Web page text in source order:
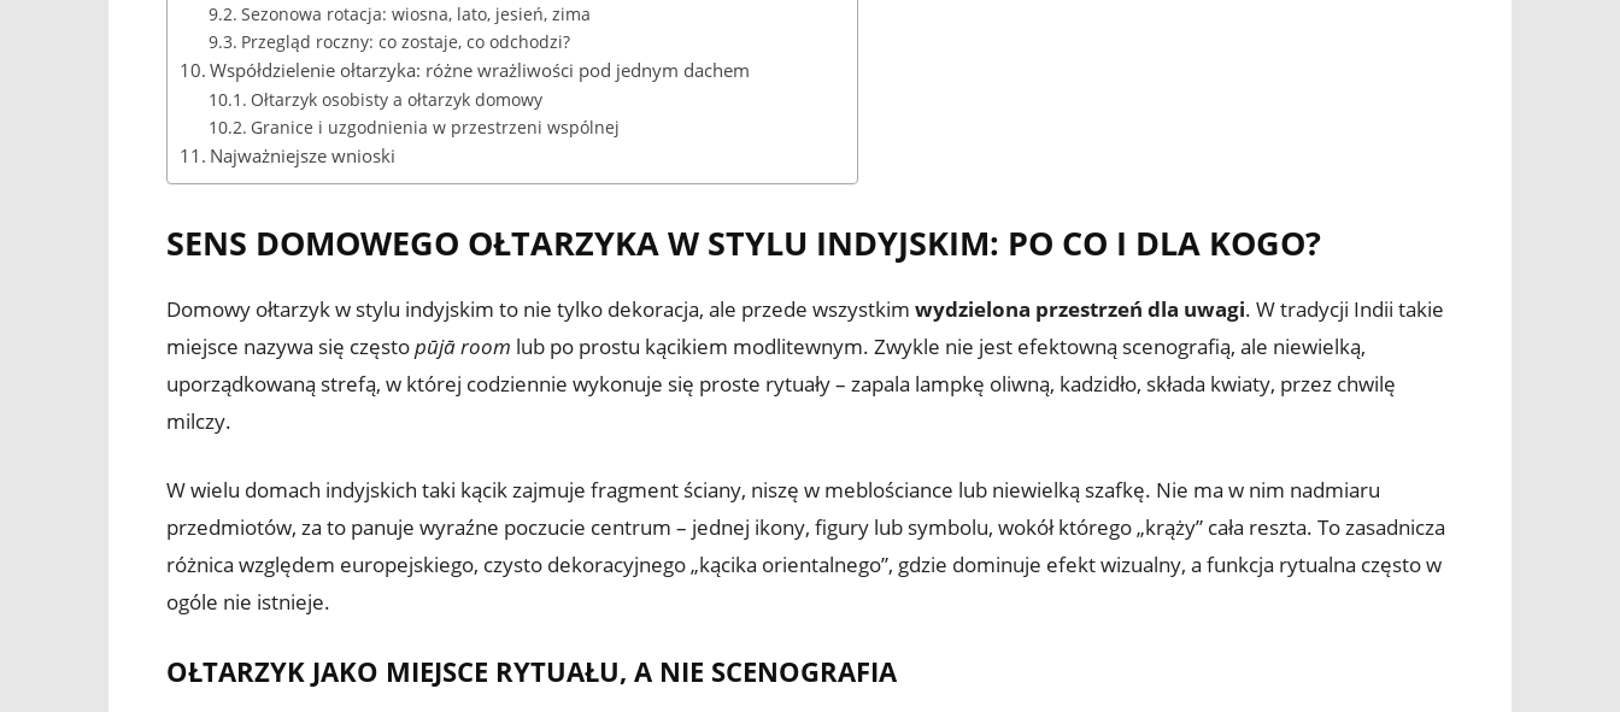
Sezonowa rotacja: wiosna, lato, jesień, zima
Przegląd roczny: co zostaje, co odchodzi?
Współdzielenie ołtarzyka: różne wrażliwości pod jednym dachem
Ołtarzyk osobisty a ołtarzyk domowy
Granice i uzgodnienia w przestrzeni wspólnej
Najważniejsze wnioski
SENS DOMOWEGO OŁTARZYKA W STYLU INDYJSKIM: PO CO I DLA KOGO?
Domowy ołtarzyk w stylu indyjskim to nie tylko dekoracja, ale przede wszystkim wydzielona przestrzeń dla uwagi. W tradycji Indii takie
miejsce nazywa się częstopūjā room lub po prostu kącikiem modlitewnym. Zwykle nie jest efektowną scenografią, ale niewielką,
uporządkowaną strefą, w której codziennie wykonuje się proste rytuały – zapala lampkę oliwną, kadzidło, składa kwiaty, przez chwilę
milczy.
W wielu domach indyjskich taki kącik zajmuje fragment ściany, niszę w meblościance lub niewielką szafkę. Nie ma w nim nadmiaru
przedmiotów, za to panuje wyraźne poczucie centrum – jednej ikony, figury lub symbolu, wokół którego „krąży” cała reszta. To zasadnicza
różnica względem europejskiego, czysto dekoracyjnego „kącika orientalnego”, gdzie dominuje efekt wizualny, a funkcja rytualna często w
ogóle nie istnieje.
OŁTARZYK JAKO MIEJSCE RYTUAŁU, A NIE SCENOGRAFIA